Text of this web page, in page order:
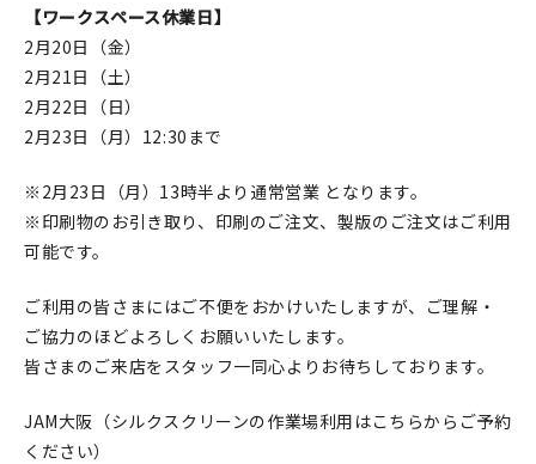
JAMグッズ
台湾グッズ
在庫限り
おすすめ特集
読みもの
イベント・ワークショップ
ギャラリー
【ワークスペース休業日】
2月20日（金）
2月21日（土）
2月22日（日）
2月23日（月）12:30まで
※2月23日（月）13時半より通常営業 となります。
※印刷物のお引き取り、印刷のご注文、製版のご注文はご利用
可能です。
ご利用の皆さまにはご不便をおかけいたしますが、ご理解・
ご協力のほどよろしくお願いいたします。
皆さまのご来店をスタッフ一同心よりお待ちしております。
JAM大阪（シルクスクリーンの作業場利用はこちらからご予約
ください）